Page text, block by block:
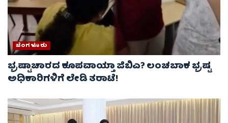
ಬೆಂಗಳೂರು
ಭ್ರಷ್ಟಾಚಾರದ ಕೂಪವಾಯ್ತಾ ಜಿಬಿಎ? ಲಂಚಬಾಕ ಭ್ರಷ್ಟ
ಅಧಿಕಾರಿಗಳಿಗೆ ಲೇಡಿ ತರಾಟೆ!